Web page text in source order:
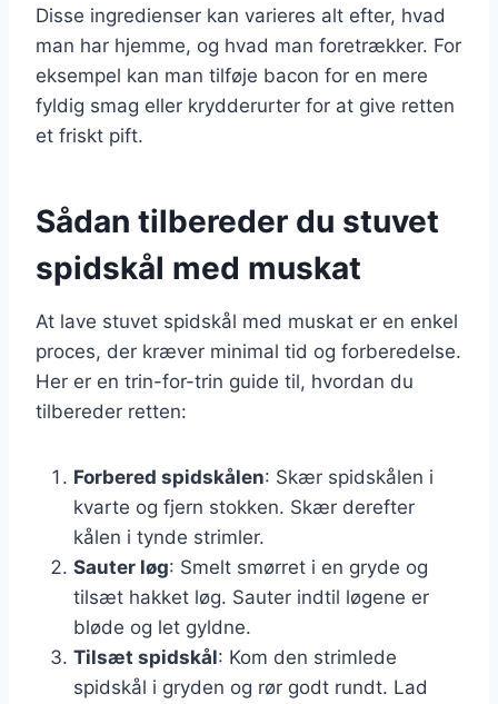
Disse ingredienser kan varieres alt efter, hvad
man har hjemme, og hvad man foretrækker. For
eksempel kan man tilføje bacon for en mere
fyldig smag eller krydderurter for at give retten
et friskt pift.
Sådan tilbereder du stuvet
spidskål med muskat
At lave stuvet spidskål med muskat er en enkel
proces, der kræver minimal tid og forberedelse.
Her er en trin-for-trin guide til, hvordan du
tilbereder retten:
Forbered spidskålen: Skær spidskålen i
kvarte og fjern stokken. Skær derefter
kålen i tynde strimler.
Sauter løg: Smelt smørret i en gryde og
tilsæt hakket løg. Sauter indtil løgene er
bløde og let gyldne.
Tilsæt spidskål: Kom den strimlede
spidskål i gryden og rør godt rundt. Lad